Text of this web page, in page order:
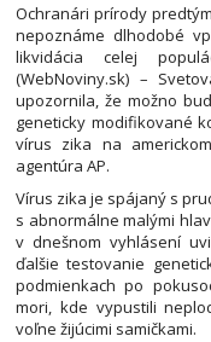
Ochranári prírody
nepoznáme dlhodobé
likvidácia celej
(WebNoviny.sk) –
upozornila, že možno
geneticky modifikované
vírus zika na
agentúra AP.
Vírus zika je spájaný s
s abnormálne malými
v dnešnom vyhlásení
ďalšie testovanie
podmienkach po
mori, kde vypustili
voľne žijúcimi samičkami.